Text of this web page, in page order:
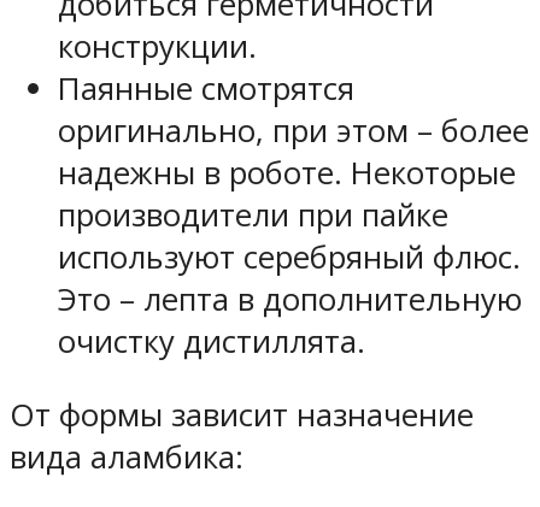
конструкции.
Паянные смотрятся
оригинально, при этом – более
надежны в роботе. Некоторые
производители при пайке
используют серебряный флюс.
Это – лепта в дополнительную
очистку дистиллята.
От формы зависит назначение
вида аламбика: